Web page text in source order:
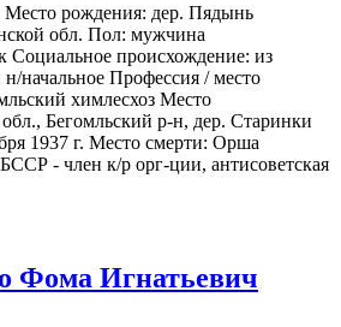
Место рождения: дер. Пядынь
обл. Пол: мужчина
Социальное происхождение: из
н/начальное Профессия / место
химлесхоз Место
Бегомльский р-н, дер. Старинки
1937 г. Место смерти: Орша
- член к/р орг-ции, антисоветская
Фома Игнатьевич